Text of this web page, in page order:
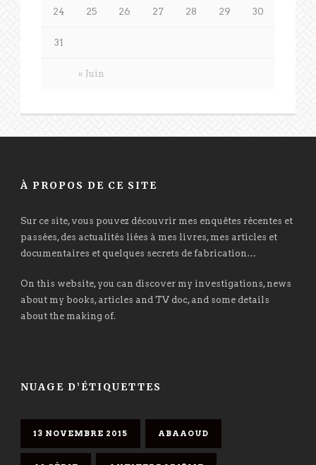
« Juin
24 25 26 27 28 29 30
31
À PROPOS DE CE SITE
Sur ce site, vous pouvez découvrir mes enquêtes récentes et
passées, des actualités liées à mes livres, mes articles et
documentaires et quelques secrets de fabrication…
On this website, you can discover my investigations, news
about my books, articles and TV doc, and some details
about the making of.
NUAGE D’ÉTIQUETTES
13 NOVEMBRE 2015 ABAAOUD